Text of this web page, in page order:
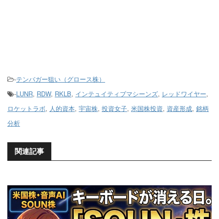
-テンバガー狙い（グロース株）
-LUNR, RDW, RKLB, インテュイティブマシーンズ, レッドワイヤー,
ロケットラボ, 人的資本, 宇宙株, 投資女子, 米国株投資, 資産形成, 銘柄
分析
関連記事